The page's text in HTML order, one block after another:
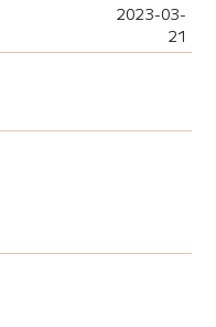
2023-03-
21